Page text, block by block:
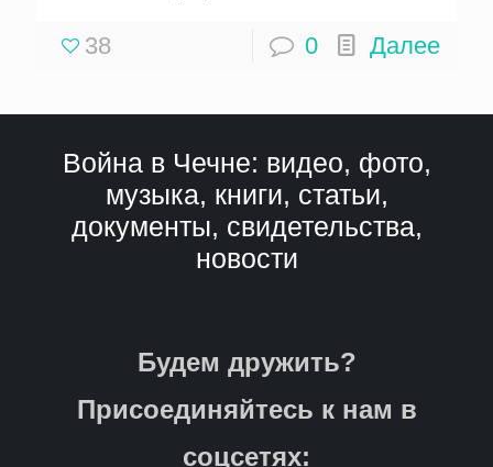
38 0 Далее
Война в Чечне: видео, фото,
музыка, книги, статьи,
документы, свидетельства,
новости
Будем дружить?
Присоединяйтесь к нам в
соцсетях: